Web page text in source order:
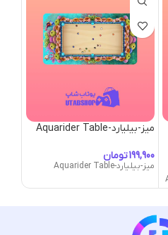
میز-بیلیارد-Aquarider Table
تومان
میز-بیلیارد-Aquarider Table